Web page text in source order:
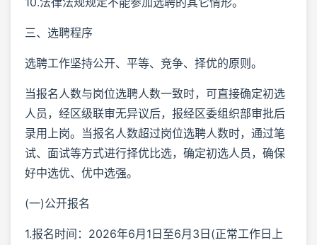
三、选聘程序
选聘工作坚持公开、平等、竞争、择优的原则。
当报名人数与岗位选聘人数一致时，可直接确定初选
人员，经区级联审无异议后，报经区委组织部审批后
录用上岗。当报名人数超过岗位选聘人数时，通过笔
试、面试等方式进行择优比选，确定初选人员，确保
好中选优、优中选强。
(一)公开报名
1.报名时间：2026年6月1日至6月3日(正常工作日上